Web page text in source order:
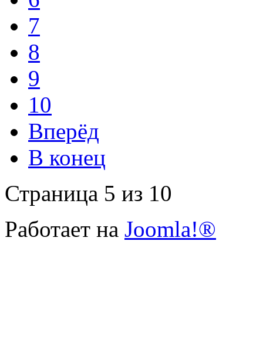
7
8
9
10
Вперёд
В конец
Страница 5 из 10
Работает на Joomla!®